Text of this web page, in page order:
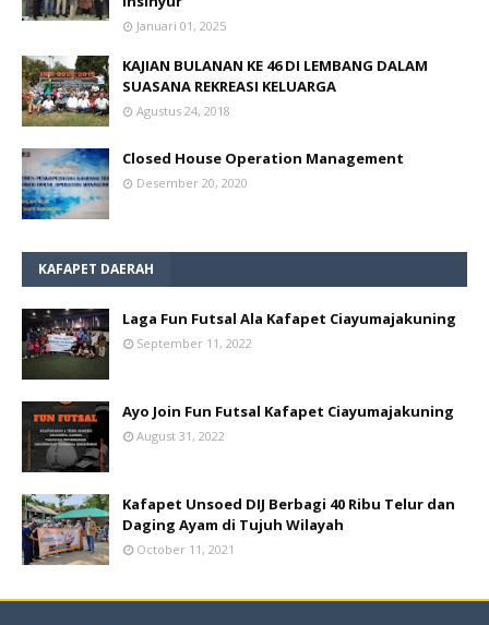
Januari 01, 2025
KAJIAN BULANAN KE 46 DI LEMBANG DALAM
SUASANA REKREASI KELUARGA
Agustus 24, 2018
Closed House Operation Management
Desember 20, 2020
KAFAPET DAERAH
Laga Fun Futsal Ala Kafapet Ciayumajakuning
September 11, 2022
Ayo Join Fun Futsal Kafapet Ciayumajakuning
August 31, 2022
Kafapet Unsoed DIJ Berbagi 40 Ribu Telur dan
Daging Ayam di Tujuh Wilayah
October 11, 2021